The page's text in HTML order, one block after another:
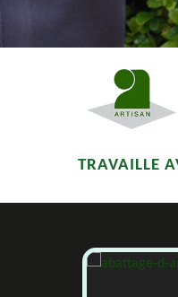
TRAVAILLE